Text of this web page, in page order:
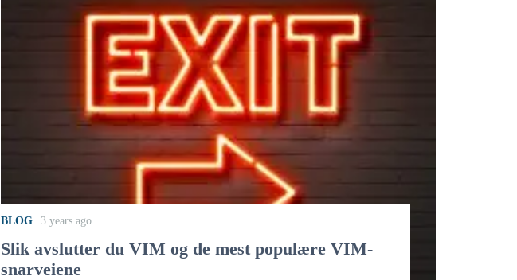
BLOG 3 years ago
Slik avslutter du VIM og de mest populære VIM-
snarveiene